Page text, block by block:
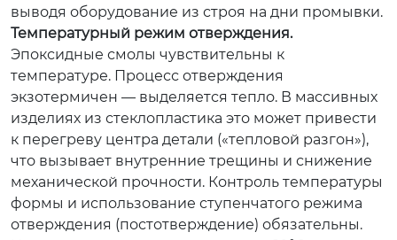
выводя оборудование из строя на дни промывки.
Температурный режим отверждения.
Эпоксидные смолы чувствительны к
температуре. Процесс отверждения
экзотермичен — выделяется тепло. В массивных
изделиях из стеклопластика это может привести
к перегреву центра детали («тепловой разгон»),
что вызывает внутренние трещины и снижение
механической прочности. Контроль температуры
формы и использование ступенчатого режима
отверждения (постотверждение) обязательны.